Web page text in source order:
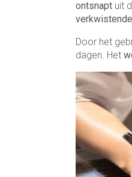
ontsnapt uit
Door het
dagen. Het